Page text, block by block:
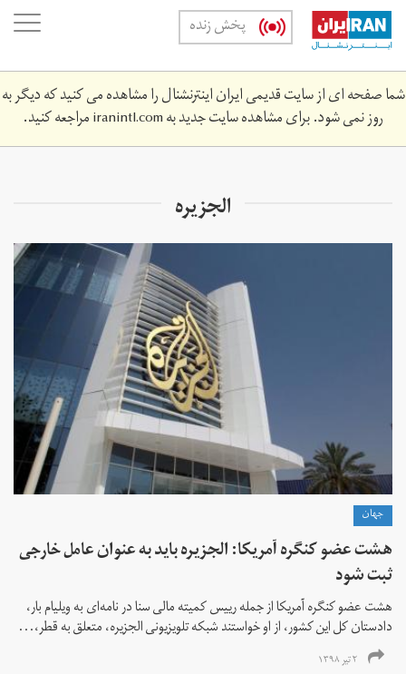
Skip
main
content
پخش زنده
شما صفحه ای از سایت قدیمی ایران اینترنشنال را مشاهده می کنید که دیگر به
روز نمی شود. برای مشاهده سایت جدید بهiranintl.comمراجعه کنید.
الجزیره
جهان
هشت عضو کنگره آمریکا: الجزیره باید به عنوان عامل خارجی
ثبت شود
هشت عضو کنگره آمریکا از جمله رییس کمیته مالی سنا در نامه‌ای به ویلیام بار،
دادستان کل این کشور، از او خواستند شبکه تلویزیونی الجزیره، متعلق به قطر،...
۲ تیر ۱۳۹۸